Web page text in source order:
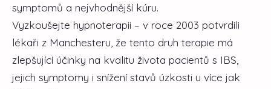
symptomů a nejvhodnější kúru.
Vyzkoušejte hypnoterapii – v roce 2003 potvrdili
lékaři z Manchesteru, že tento druh terapie má
zlepšující účinky na kvalitu života pacientů s IBS,
jejich symptomy i snížení stavů úzkosti u více jak